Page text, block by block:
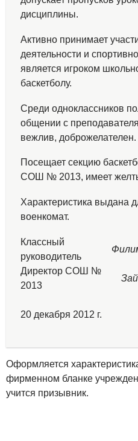
дисциплины.
Активно принимает
деятельности и
является игроком
баскетболу.
Среди одноклассников
общении с
вежлив, доброжелателен.
Посещает секцию
СОШ № 2013, имеет
Характеристика выдана
военкомат.
Классный
руководитель
Директор СОШ №
2013
20 декабря 2012 г.
Оформляется
фирменном бланке
учится призывник.